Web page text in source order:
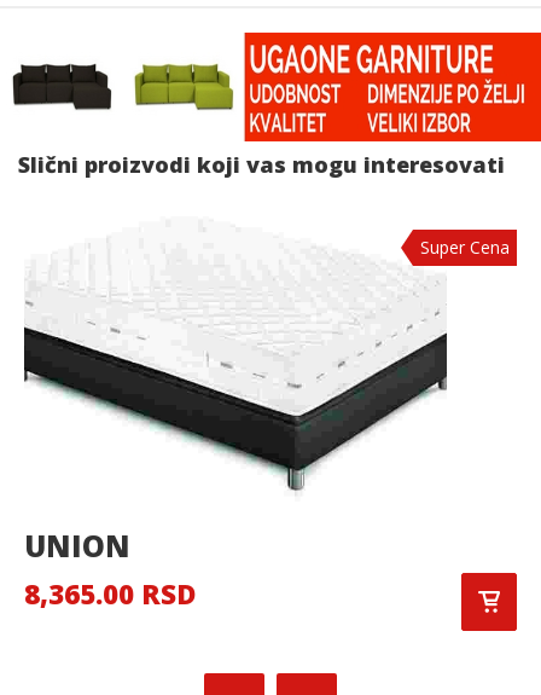
Slični proizvodi koji vas mogu interesovati
Super Cena
UNION
8,365.00 RSD